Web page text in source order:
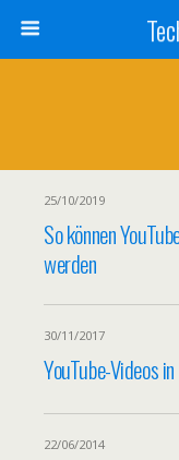
25/10/2019
So können
werden
30/11/2017
YouTube-Videos
22/06/2014